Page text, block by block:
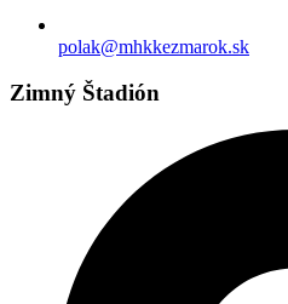
polak@mhkkezmarok.sk
Zimný Štadión